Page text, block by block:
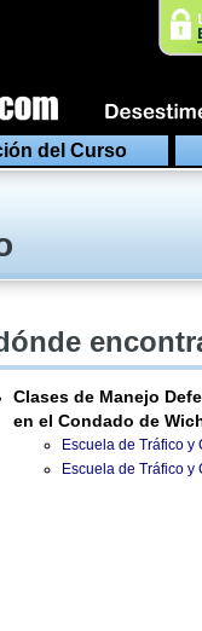
del Curso
Clases de Manejo
en el Condado de
Escuela de Tráfico
Escuela de Tráfico